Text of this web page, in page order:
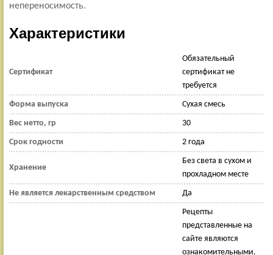
непереносимость.
Характеристики
Сертификат
Обязательный
сертификат не
требуется
Форма выпуска Сухая смесь
Вес нетто, гр 30
Срок годности 2 года
Хранение
Без света в сухом и
прохладном месте
Не является лекарственным средством Да
Рецепты
представленные на
сайте являются
ознакомительными.